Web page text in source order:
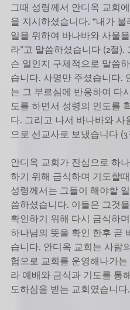
그때 성령께서 안디옥 교회
을 지시하셨습니다. “내가 불
일을 위하여 바나바와 사울
라”고 말씀하셨습니다 (2절).
슨 일인지 구체적으로 말씀
습니다. 사명만 주셨습니다.
는 그 부르심에 반응하여 다
도를 하면서 성령의 인도를
다. 그리고 나서 바나바와 사
으로 선교사로 보냈습니다 (3
안디옥 교회가 진심으로 하
하기 위해 금식하며 기도할
성령께서는 그들이 해야할
씀하셨습니다. 이들은 그것
확인하기 위해 다시 금식하
하나님의 뜻을 확인 한후 곧
습니다. 안디옥 교회는 사람
험으로 교회를 운영해나가는
라 예배와 금식과 기도를 통
도하심을 받는 교회였습니다.